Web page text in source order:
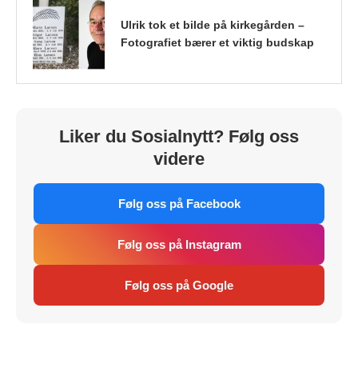
Ulrik tok et bilde på kirkegården –
Fotografiet bærer et viktig budskap
Liker du Sosialnytt? Følg oss
videre
Følg oss på Facebook
Følg oss på Instagram
Følg oss på Google